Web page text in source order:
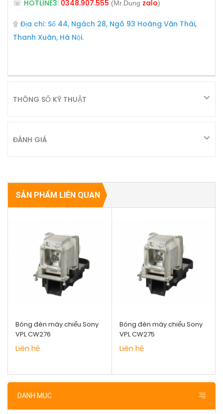
DANH MỤC
☏ HOTLINE3: 0348.907.555 (Mr.Dung zalo)
۩ Địa chỉ: Số 44, Ngách 28, Ngõ 93 Hoàng Văn Thái,
Thanh Xuân, Hà Nội.
THÔNG SỐ KỸ THUẬT
ĐÁNH GIÁ
SẢN PHẨM LIÊN QUAN
Bóng đèn máy chiếu Sony
VPL CW276
Liên hệ
Bóng đèn máy chiếu Sony
VPL CW275
Liên hệ